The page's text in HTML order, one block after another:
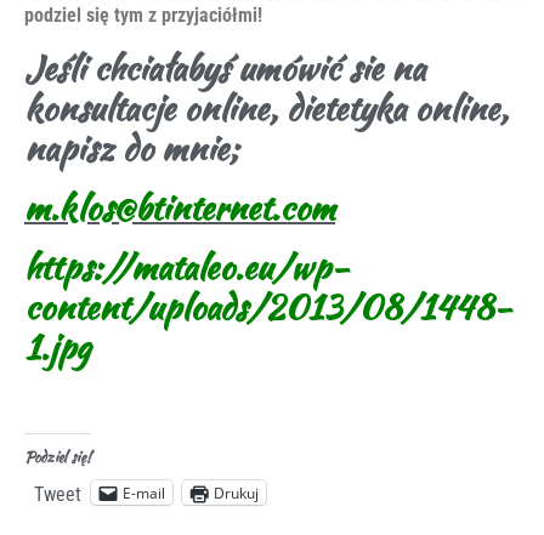
podziel się tym z przyjaciółmi!
Jeśli chciałabyś umówić sie na
konsultacje online, dietetyka online,
napisz do mnie;
m.klos@btinternet.com
https://mataleo.eu/wp-
content/uploads/2013/08/1448-
1.jpg
Podziel się!
Tweet E-mail Drukuj